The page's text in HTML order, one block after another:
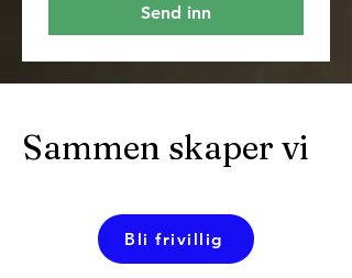
Send inn
Sammen skaper vi
Bli frivillig